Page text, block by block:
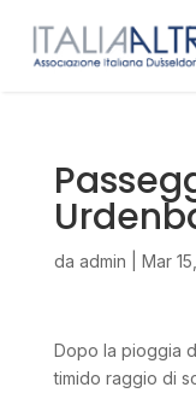
da admin Mar
Dopo la pioggia
timido raggio di